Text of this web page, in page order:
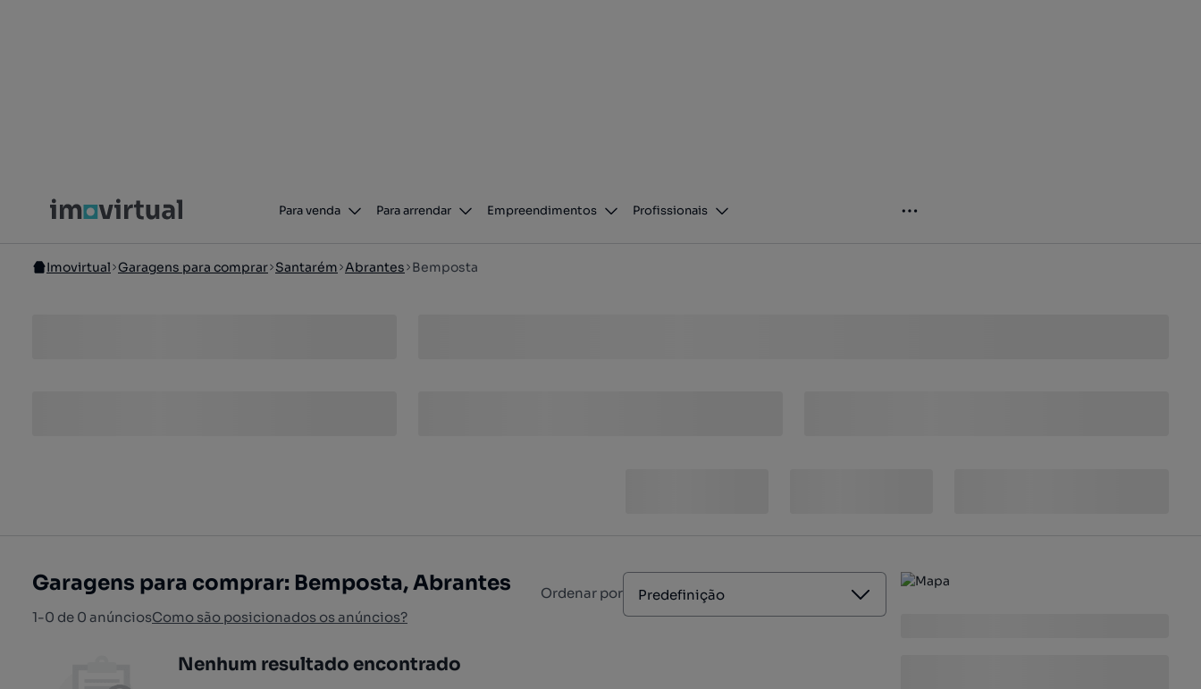
Para venda Para arrendar Empreendimentos Profissionais
Imovirtual Garagens para comprar Santarém Abrantes Bemposta
Garagens para comprar: Bemposta, Abrantes
1-0 de 0 anúnciosComo são posicionados os anúncios?
Ordenar por Predefinição
Nenhum resultado encontrado